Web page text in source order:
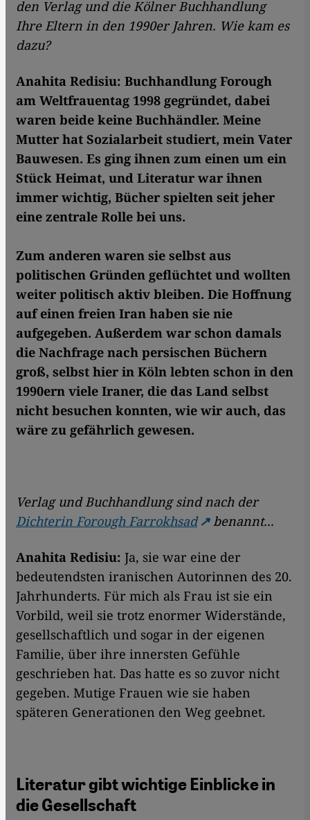
den Verlag und die Kölner Buchhandlung
Ihre Eltern in den 1990er Jahren. Wie kam es
dazu?
Anahita Redisiu: Buchhandlung Forough
am Weltfrauentag 1998 gegründet, dabei
waren beide keine Buchhändler. Meine
Mutter hat Sozialarbeit studiert, mein Vater
Bauwesen. Es ging ihnen zum einen um ein
Stück Heimat, und Literatur war ihnen
immer wichtig, Bücher spielten seit jeher
eine zentrale Rolle bei uns.
Zum anderen waren sie selbst aus
politischen Gründen geflüchtet und wollten
weiter politisch aktiv bleiben. Die Hoffnung
auf einen freien Iran haben sie nie
aufgegeben. Außerdem war schon damals
die Nachfrage nach persischen Büchern
groß, selbst hier in Köln lebten schon in den
1990ern viele Iraner, die das Land selbst
nicht besuchen konnten, wie wir auch, das
wäre zu gefährlich gewesen.
Verlag und Buchhandlung sind nach der
Dichterin Forough Farrokhsad
benannt...
Anahita Redisiu: Ja, sie war eine der
bedeutendsten iranischen Autorinnen des 20.
Jahrhunderts. Für mich als Frau ist sie ein
Vorbild, weil sie trotz enormer Widerstände,
gesellschaftlich und sogar in der eigenen
Familie, über ihre innersten Gefühle
geschrieben hat. Das hatte es so zuvor nicht
gegeben. Mutige Frauen wie sie haben
späteren Generationen den Weg geebnet.
Literatur gibt wichtige Einblicke in
die Gesellschaft